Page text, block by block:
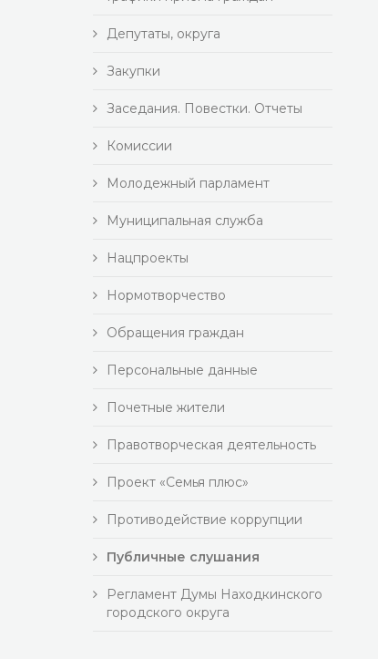
Депутаты, округа
Закупки
Заседания. Повестки. Отчеты
Комиссии
Молодежный парламент
Муниципальная служба
Нацпроекты
Нормотворчество
Обращения граждан
Персональные данные
Почетные жители
Правотворческая деятельность
Проект «Семья плюс»
Противодействие коррупции
Публичные слушания
Регламент Думы Находкинского
городского округа